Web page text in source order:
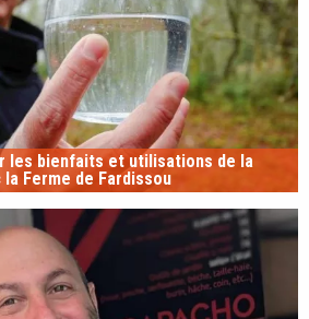
les bienfaits et utilisations de la
Ferme de Fardissou